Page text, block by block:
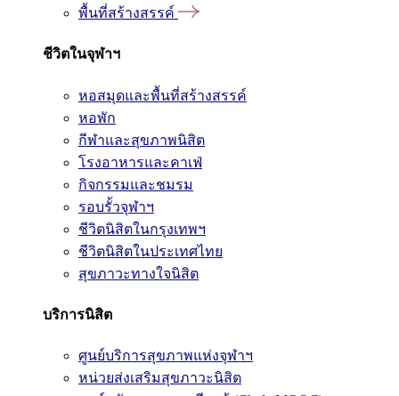
พื้นที่สร้างสรรค์
ชีวิตในจุฬาฯ
หอสมุดและพื้นที่สร้างสรรค์
หอพัก
กีฬาและสุขภาพนิสิต
โรงอาหารและคาเฟ่
กิจกรรมและชมรม
รอบรั้วจุฬาฯ
ชีวิตนิสิตในกรุงเทพฯ
ชีวิตนิสิตในประเทศไทย
สุขภาวะทางใจนิสิต
บริการนิสิต
ศูนย์บริการสุขภาพแห่งจุฬาฯ
หน่วยส่งเสริมสุขภาวะนิสิต